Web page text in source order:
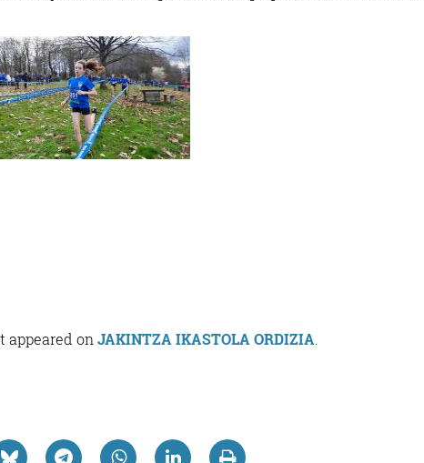
appeared on JAKINTZA IKASTOLA ORDIZIA